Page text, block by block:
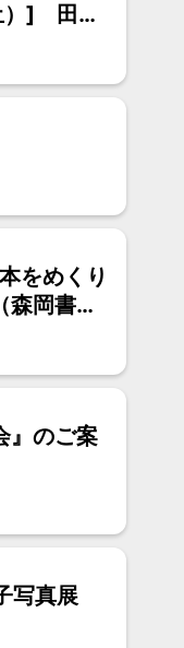
）] 田島
をめくり
森岡書
』のご案
写真展